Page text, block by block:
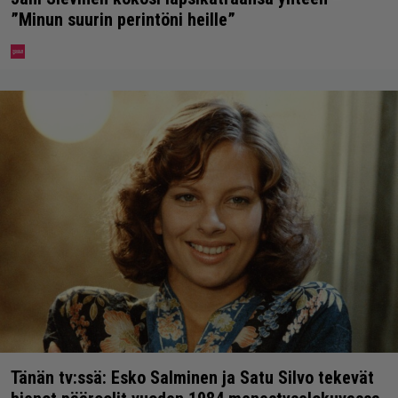
”Minun suurin perintöni heille”
Tänän tv:ssä: Esko Salminen ja Satu Silvo tekevät